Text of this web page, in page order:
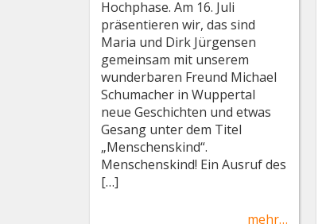
Hochphase. Am 16. Juli
präsentieren wir, das sind
Maria und Dirk Jürgensen
gemeinsam mit unserem
wunderbaren Freund Michael
Schumacher in Wuppertal
neue Geschichten und etwas
Gesang unter dem Titel
„Menschenskind“.
Menschenskind! Ein Ausruf des
[…]
mehr…